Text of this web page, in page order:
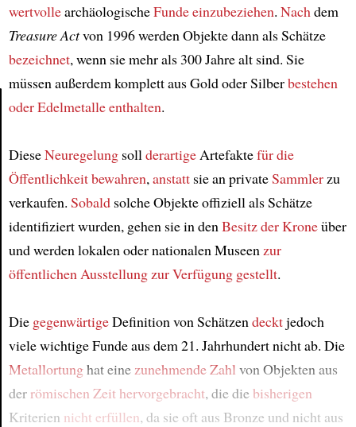
wertvollearchäologischeFundeeinzubeziehen. Nach dem
Treasure Actvon 1996 werden Objekte dann als Schätze
bezeichnet, wenn sie mehr als 300 Jahre alt sind. Sie
müssen außerdem komplett aus Gold oder Silberbestehen
oder Edelmetalle enthalten.
DieseNeuregelungsoll derartigeArtefaktefür die
Öffentlichkeit bewahren, anstattsie an privateSammlerzu
verkaufen. Sobaldsolche Objekte offiziell als Schätze
identifiziert wurden, gehen sie in den Besitz der Kroneüber
und werden lokalen oder nationalen Museen zur
öffentlichen Ausstellung zur Verfügung gestellt.
Die gegenwärtigeDefinition von Schätzen decktjedoch
viele wichtige Funde aus dem 21. Jahrhundert nicht ab. Die
Metallortunghat eine zunehmende Zahl von Objekten aus
der römischen Zeithervorgebracht, die diebisherigen
Kriterien nicht erfüllen, da sie oft aus Bronze und nicht aus